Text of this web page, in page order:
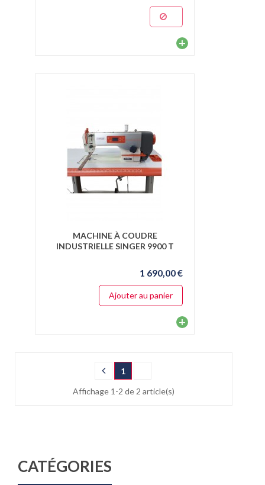
CATÉGORIES
+
MACHINE À COUDRE
INDUSTRIELLE SINGER 9900 T
1 690,00 €
Ajouter au panier
+
1
Affichage 1-2 de 2 article(s)